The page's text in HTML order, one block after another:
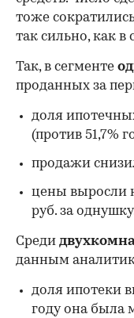
тоже
так сильно, как в
Так, в сегменте
проданных за
доля
(против 51,7%
продажи
цены выросли
руб. за
Среди
данным
доля ипотеки
году она была